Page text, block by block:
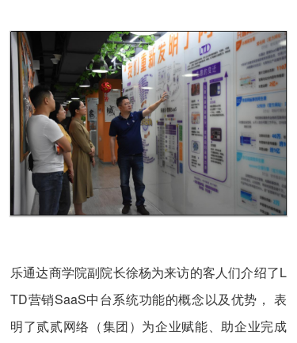
乐通达商学院副院长徐杨为来访的客人们介绍了L
TD营销SaaS中台系统功能的概念以及优势， 表
明了贰贰网络（集团）为企业赋能、助企业完成